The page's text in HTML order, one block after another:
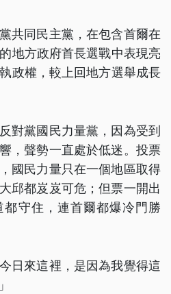
共同民主黨，在包含首爾在
地方政府首長選戰中表現亮
政權，較上回地方選舉成長
對黨國民力量黨，因為受到
，聲勢一直處於低迷。投票
國民力量只在一個地區取得
邱都岌岌可危；但票一開出
守住，連首爾都爆冷門勝
日來這裡，是因為我覺得這